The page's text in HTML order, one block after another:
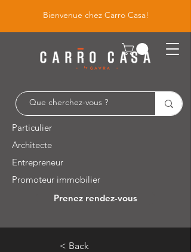
Bienvenue chez Carro Casa!
Particulier
Architecte
Entrepreneur
Promoteur immobilier
Prenez rendez-vous
Leuvensesteenweg 526 / 1930 Zaventem
< Back